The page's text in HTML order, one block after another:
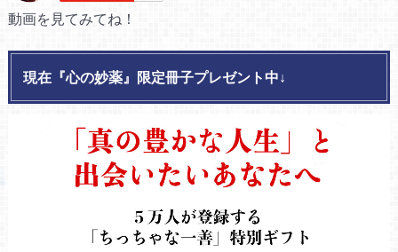
動画を見てみてね！
現在『心の妙薬』限定冊子プレゼント中↓